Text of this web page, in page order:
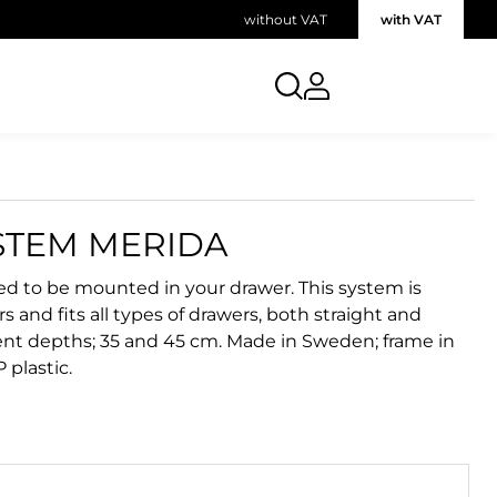
without VAT with VAT
MERIDA
to be mounted in your drawer. This system is
and fits all types of drawers, both straight and
depths; 35 and 45 cm. Made in Sweden; frame in
plastic.